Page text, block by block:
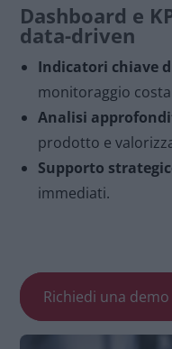
Dashboard e
data-driven
Indicatori chiave
monitoraggio
Analisi
prodotto e
Supporto
immediati.
Richiedi una demo